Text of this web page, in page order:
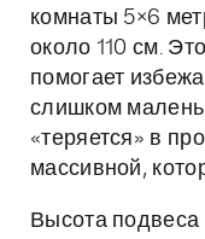
комнаты 5×6
около 110 см.
помогает
слишком
«теряется» в
массивной,
Высота